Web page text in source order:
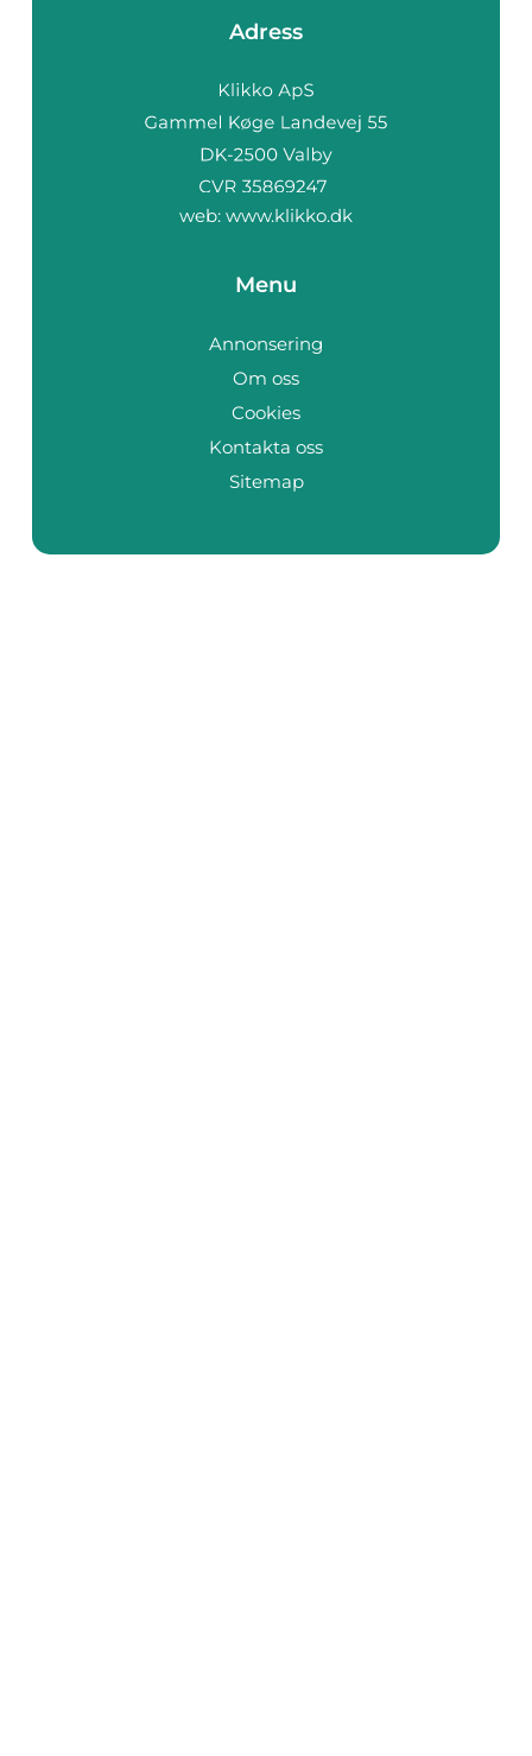
Adress
web: www.klikko.dk
Menu
Annonsering
Om oss
Cookies
Kontakta oss
Sitemap